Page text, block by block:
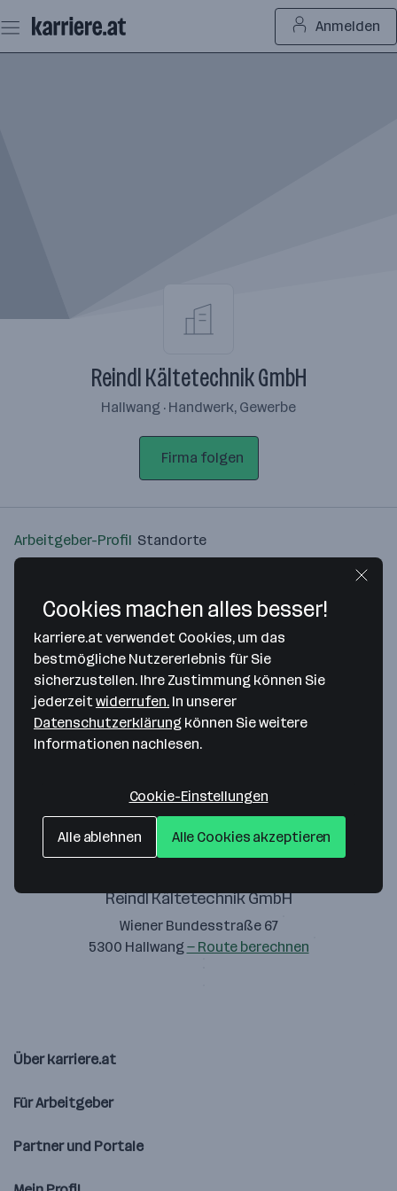
Seiteninhalt
springen
Anmelden
Reindl Kältetechnik GmbH
Hallwang · Handwerk, Gewerbe
Firma folgen
Arbeitgeber-Profil Standorte
Bitte stimme unseren Cookie-
Richtlinien zu, um diese Karte
anzuzeigen.
Reindl Kältetechnik GmbH
Wiener Bundesstraße 67
5300 Hallwang — Route berechnen
Über karriere.at
Für Arbeitgeber
Partner und Portale
Cookies machen alles besser!
karriere.at verwendet Cookies, um das
bestmögliche Nutzererlebnis für Sie
sicherzustellen. Ihre Zustimmung können Sie
jederzeitwiderrufen. In unserer
Datenschutzerklärung können Sie weitere
Informationen nachlesen.
Cookie-Einstellungen
Alle ablehnen Alle Cookies akzeptieren